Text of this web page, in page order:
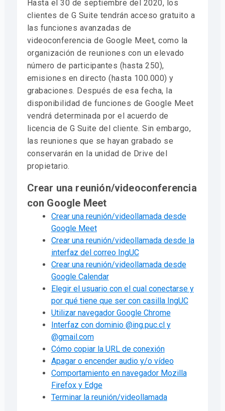
Hasta el 30 de septiembre del 2020, los
clientes de G Suite tendrán acceso gratuito a
las funciones avanzadas de
videoconferencia de Google Meet, como la
organización de reuniones con un elevado
número de participantes (hasta 250),
emisiones en directo (hasta 100.000) y
grabaciones. Después de esa fecha, la
disponibilidad de funciones de Google Meet
vendrá determinada por el acuerdo de
licencia de G Suite del cliente. Sin embargo,
las reuniones que se hayan grabado se
conservarán en la unidad de Drive del
propietario.
Crear una reunión/videoconferencia
con Google Meet
Crear una reunión/videollamada desde
Google Meet
Crear una reunión/videollamada desde la
interfaz del correo IngUC
Crear una reunión/videollamada desde
Google Calendar
Elegir el usuario con el cual conectarse y
por qué tiene que ser con casilla IngUC
Utilizar navegador Google Chrome
Interfaz con dominio @ing.puc.cl y
@gmail.com
Cómo copiar la URL de conexión
Apagar o encender audio y/o vídeo
Comportamiento en navegador Mozilla
Firefox y Edge
Terminar la reunión/videollamada